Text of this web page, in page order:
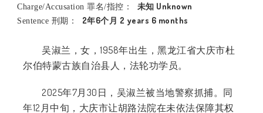
Charge/Accusation 罪名/指控： 未知 Unknown
Sentence 刑期： 2年6个月 2 years 6 months
吴淑兰，女，1958年出生，黑龙江省大庆市杜
尔伯特蒙古族自治县人，法轮功学员。
2025年7月30日，吴淑兰被当地警察抓捕。同
年12月中旬，大庆市让胡路法院在未依法保障其权